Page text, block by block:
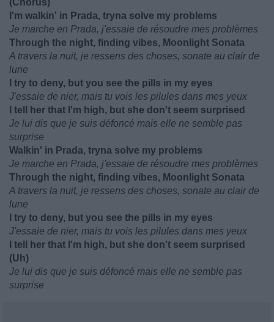
(Chorus)
I'm walkin' in Prada, tryna solve my problems
Je marche en Prada, j'essaie de résoudre mes problèmes
Through the night, finding vibes, Moonlight Sonata
A travers la nuit, je ressens des choses, sonate au clair de
lune
I try to deny, but you see the pills in my eyes
J'essaie de nier, mais tu vois les pilules dans mes yeux
I tell her that I'm high, but she don't seem surprised
Je lui dis que je suis défoncé mais elle ne semble pas
surprise
Walkin' in Prada, tryna solve my problems
Je marche en Prada, j'essaie de résoudre mes problèmes
Through the night, finding vibes, Moonlight Sonata
A travers la nuit, je ressens des choses, sonate au clair de
lune
I try to deny, but you see the pills in my eyes
J'essaie de nier, mais tu vois les pilules dans mes yeux
I tell her that I'm high, but she don't seem surprised
(Uh)
Je lui dis que je suis défoncé mais elle ne semble pas
surprise